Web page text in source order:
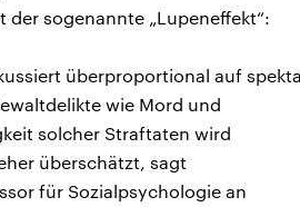
sogenannte „Lupeneffekt“:
überproportional auf
wie Mord und
solcher Straftaten wird
überschätzt, sagt
für Sozialpsychologie an